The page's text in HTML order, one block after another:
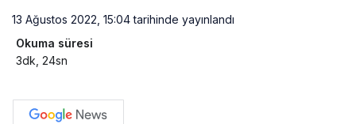
13 Ağustos 2022, 15:04tarihinde yayınlandı
Okuma süresi
3dk, 24sn